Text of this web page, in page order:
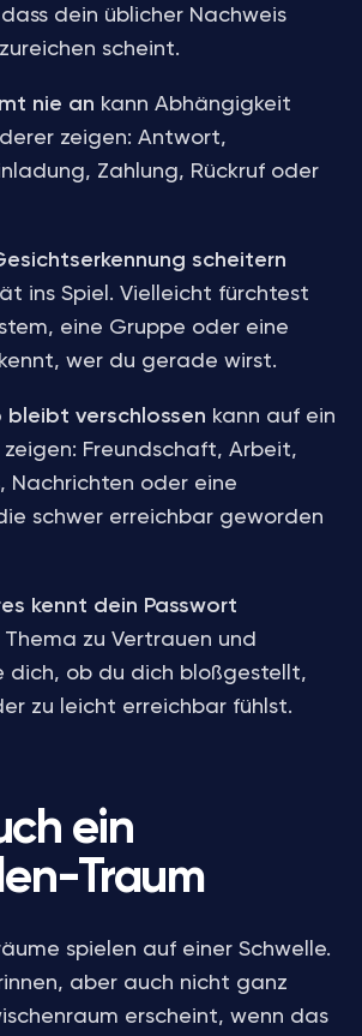
dein üblicher Nachweis
scheint.
nie an kann Abhängigkeit
zeigen: Antwort,
Zahlung, Rückruf oder
scheitern
ins Spiel. Vielleicht fürchtest
eine Gruppe oder eine
wer du gerade wirst.
bleibt verschlossen kann auf ein
zeigen: Freundschaft, Arbeit,
Nachrichten oder eine
schwer erreichbar geworden
kennt dein Passwort
zu Vertrauen und
dich, ob du dich bloßgestellt,
zu leicht erreichbar fühlst.
ein
Traum
spielen auf einer Schwelle.
aber auch nicht ganz
erscheint, wenn das